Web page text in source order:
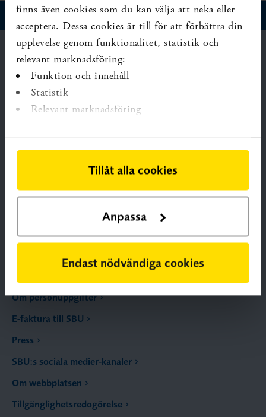
finns även cookies som du kan välja att neka eller
acceptera. Dessa cookies är till för att förbättra din
upplevelse genom funktionalitet, statistik och
relevant marknadsföring:
Funktion och innehåll
Statistik
Relevant marknadsföring
Tillåt alla cookies
Anpassa
Endast nödvändiga cookies
SBU – Statens beredning för medicinsk
och social utvärdering
Box 6183, 102 33 Stockholm
Besöksadress: Solnavägen 4, plan 10
Telefon: 08-412 32 00
E-post:registrator@sbu.se
Publikationer
Jobba hos oss
Om personuppgifter
E-faktura till SBU
Press
SBU:s sociala medier-kanaler
Om webbplatsen
Tillgänglighetsredogörelse